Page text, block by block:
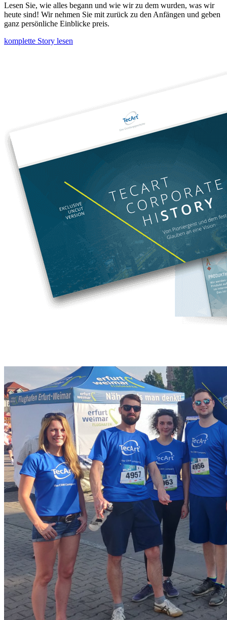
Lesen Sie, wie alles begann und wie wir zu dem wurden, was wir
heute sind! Wir nehmen Sie mit zurück zu den Anfängen und geben
ganz persönliche Einblicke preis.
komplette Story lesen